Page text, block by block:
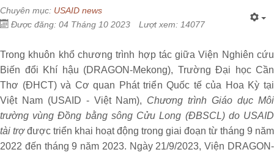
Chuyên mục: USAID news
Được đăng: 04 Tháng 10 2023
Lượt xem: 14077
Trong khuôn khổ chương trình hợp tác giữa Viện Nghiên cứu
Biến đổi Khí hậu (DRAGON-Mekong), Trường Đại học Cần
Thơ (ĐHCT) và Cơ quan Phát triển Quốc tế của Hoa Kỳ tại
Việt Nam (USAID - Việt Nam), Chương trình Giáo dục Môi
trường vùng Đồng bằng sông Cửu Long (ĐBSCL) do USAID
tài trợđược triển khai hoạt động trong giai đoạn từ tháng 9 năm
2022 đến tháng 9 năm 2023. Ngày 21/9/2023, Viện DRAGON-